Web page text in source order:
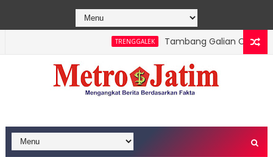
TRENGGALEK
Tambang Galian C Wonorejo
dan Perhutani Patroli Terpadu Serta Edukasi Warga